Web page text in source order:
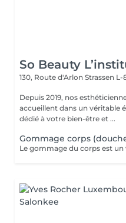
So Beauty
130, Route d'Arlon Strassen
Depuis 2019, nos
accueillent dans un véritable
dédié à votre bien-être et ...
Gommage corps